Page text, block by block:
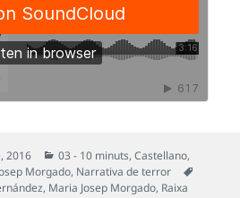
2016 Categories
03 - 10 minuts,Castellano,
Morgado, Narrativa de terror
, Maria Josep Morgado, Raixa